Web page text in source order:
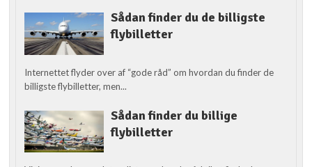
Sådan finder du de billigste
flybilletter
Internettet flyder over af “gode råd” om hvordan du finder de
billigste flybilletter, men...
Sådan finder du billige
flybilletter